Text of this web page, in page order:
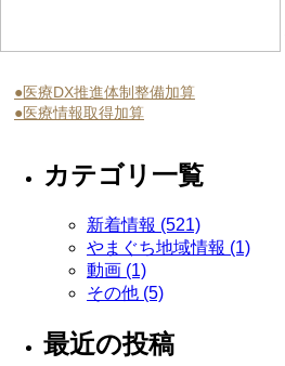
●医療DX推進体制整備加算
●医療情報取得加算
カテゴリ一覧
新着情報 (521)
やまぐち地域情報 (1)
動画 (1)
その他 (5)
最近の投稿